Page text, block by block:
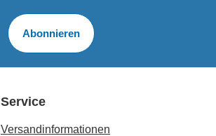
Abonnieren
Service
Versandinformationen